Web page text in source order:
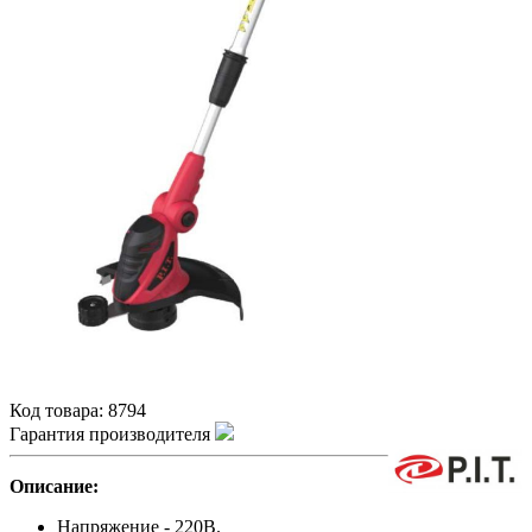
Код товара: 8794
Гарантия производителя
Описание:
Напряжение - 220В.